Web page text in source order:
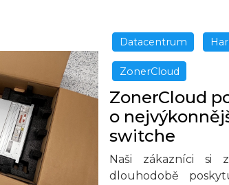
Datacentrum
ZonerCloud
ZonerCloud
o
switche
Naši zákazníci si
dlouhodobě